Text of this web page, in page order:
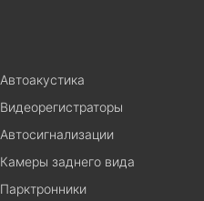
Автоакустика
Видеорегистраторы
Автосигнализации
Камеры заднего вида
Парктронники